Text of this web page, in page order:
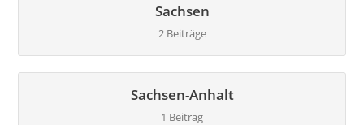
Sachsen
2 Beiträge
Sachsen-Anhalt
1 Beitrag